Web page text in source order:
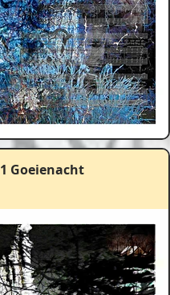
1 Goeienacht